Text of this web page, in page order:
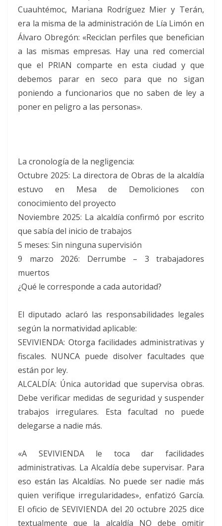
Cuauhtémoc, Mariana Rodríguez Mier y Terán,
era la misma de la administración de Lía Limón en
Álvaro Obregón: «Reciclan perfiles que benefician
a las mismas empresas. Hay una red comercial
que el PRIAN comparte en esta ciudad y que
debemos parar en seco para que no sigan
poniendo a funcionarios que no saben de ley a
poner en peligro a las personas».
La cronología de la negligencia:
Octubre 2025: La directora de Obras de la alcaldía
estuvo en Mesa de Demoliciones con
conocimiento del proyecto
Noviembre 2025: La alcaldía confirmó por escrito
que sabía del inicio de trabajos
5 meses: Sin ninguna supervisión
9 marzo 2026: Derrumbe – 3 trabajadores
muertos
¿Qué le corresponde a cada autoridad?
El diputado aclaró las responsabilidades legales
según la normatividad aplicable:
SEVIVIENDA: Otorga facilidades administrativas y
fiscales. NUNCA puede disolver facultades que
están por ley.
ALCALDÍA: Única autoridad que supervisa obras.
Debe verificar medidas de seguridad y suspender
trabajos irregulares. Esta facultad no puede
delegarse a nadie más.
«A SEVIVIENDA le toca dar facilidades
administrativas. La Alcaldía debe supervisar. Para
eso están las Alcaldías. No puede ser nadie más
quien verifique irregularidades», enfatizó García.
El oficio de SEVIVIENDA del 20 octubre 2025 dice
textualmente que la alcaldía NO debe omitir